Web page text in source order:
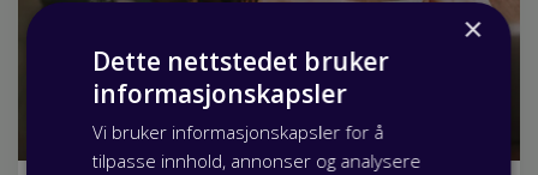
×
Dette nettstedet bruker
informasjonskapsler
Vi bruker informasjonskapsler for å
tilpasse innhold, annonser og analysere